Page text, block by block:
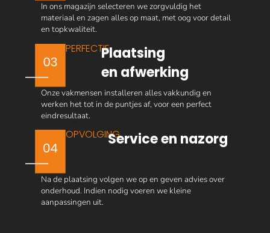
In ons magazijn selecteren we zorgvuldig het
materiaal en zagen alles op maat, met oog voor detail
en topkwaliteit.
PERFECTIEPlaatsing
en afwerking
Onze vakmensen installeren alles vakkundig en
werken het tot in de puntjes af, voor een perfect
eindresultaat.
OPVOLGINGService en nazorg
Na de plaatsing volgen we op en geven advies over
onderhoud. Indien nodig voeren we kleine
aanpassingen uit.